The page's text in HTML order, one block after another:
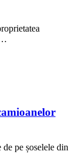
pe șoselele din